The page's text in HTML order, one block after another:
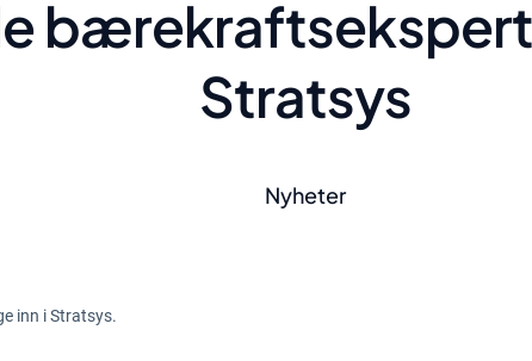
inn i Stratsys.
bærekraftsekspert
Stratsys
Nyheter